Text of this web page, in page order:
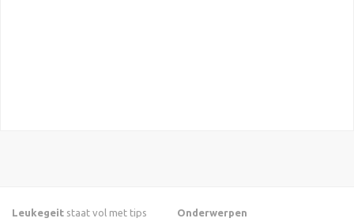
Leukegeit staat vol met tips
Onderwerpen